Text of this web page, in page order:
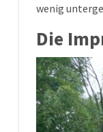
wenig
Die